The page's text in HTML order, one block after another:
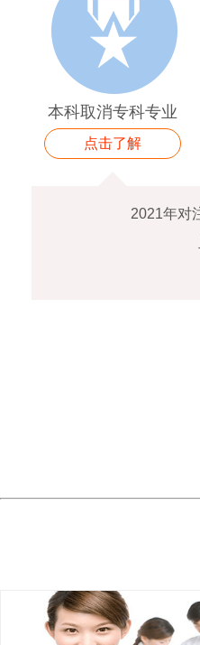
本科取消专科专业
点击了解
2021年对